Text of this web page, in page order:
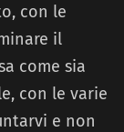
con le
il
come sia
con le varie
e non